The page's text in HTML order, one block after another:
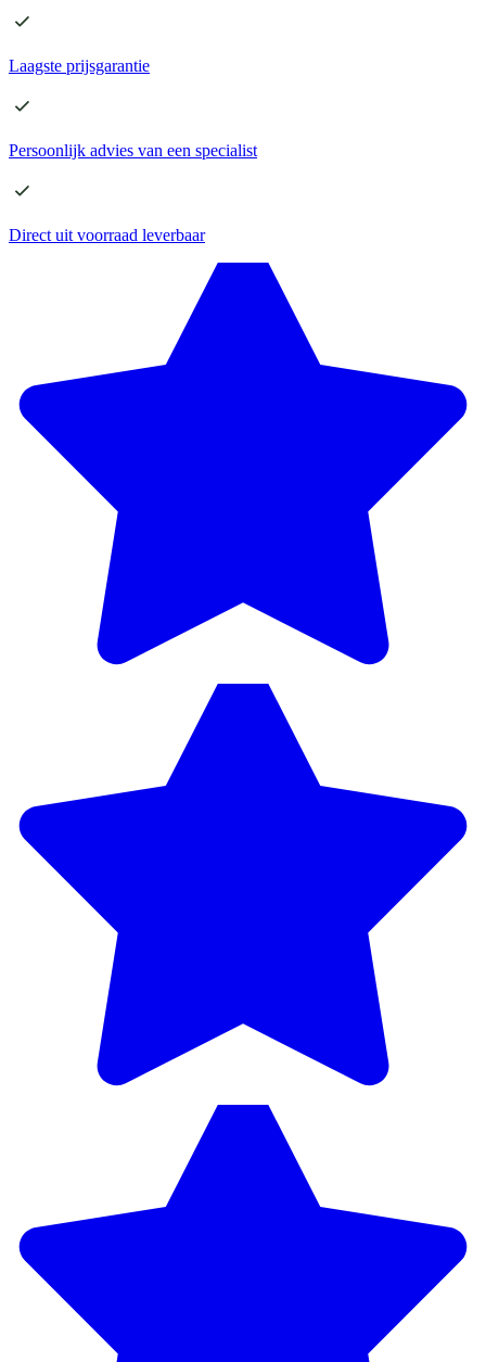
Laagste prijsgarantie
Persoonlijk advies van een specialist
Direct uit voorraad leverbaar